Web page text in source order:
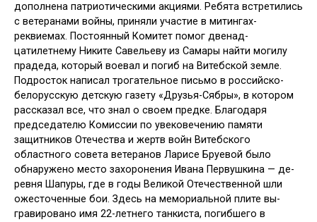
дополнена патриотическими акциями. Ребята встретились
с ветеранами войны, при­няли участие в митингах-
реквиемах. Постоянный Комитет помог двенад­
цатилетнему Никите Савельеву из Са­мары найти могилу
прадеда, который воевал и погиб на Витебской земле.
Подросток написал трогательное пись­мо в российско-
белорусскую детскую газету «Друзья-Сябры», в котором
рас­сказал все, что знал о своем предке. Благодаря
председателю Комиссии по увековечению памяти
защитников Отечества и жертв войн Витебского
областного совета ветеранов Ларисе Бруевой было
обнаружено место за­хоронения Ивана Первушкина — де­
ревня Шапуры, где в годы Великой Отечественной шли
ожесточенные бои. Здесь на мемориальной плите вы­
гравировано имя 22-летнего танкиста, погибшего в